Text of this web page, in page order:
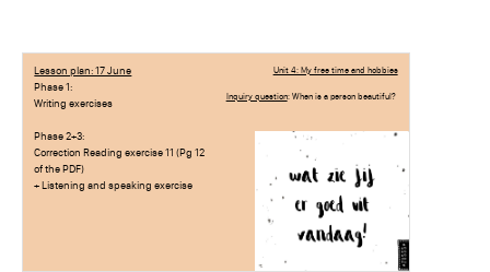
Lesson plan: 17 June
Phase 1:
Writing exercises
Phase 2+3:
Correction Reading exercise 11 (Pg 12
of the PDF)
+ Listening and speaking exercise
Unit 4: My free time and hobbies
Inquiry question: When is a person beautiful?